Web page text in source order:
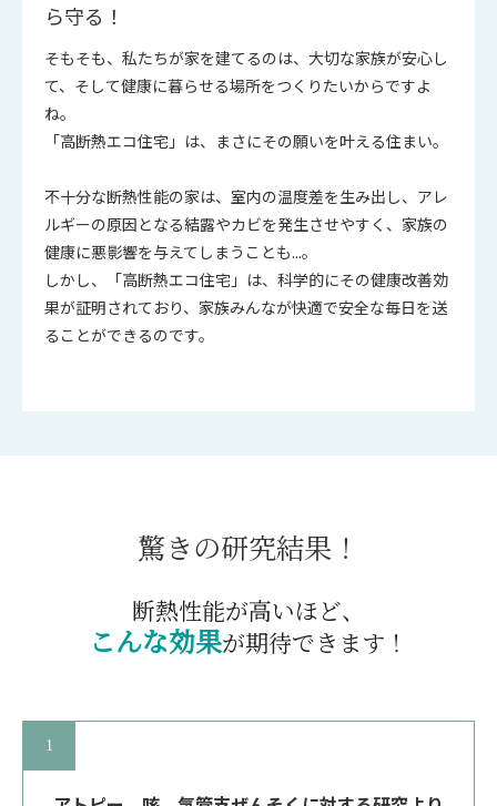
ら守る！
そもそも、私たちが家を建てるのは、大切な家族が安心し
て、そして健康に暮らせる場所をつくりたいからですよ
ね。
「高断熱エコ住宅」は、まさにその願いを叶える住まい。
不十分な断熱性能の家は、室内の温度差を生み出し、アレ
ルギーの原因となる結露やカビを発生させやすく、家族の
健康に悪影響を与えてしまうことも...。
しかし、「高断熱エコ住宅」は、科学的にその健康改善効
果が証明されており、家族みんなが快適で安全な毎日を送
ることができるのです。
驚きの研究結果！
断熱性能が高いほど、
こんな効果が期待できます！